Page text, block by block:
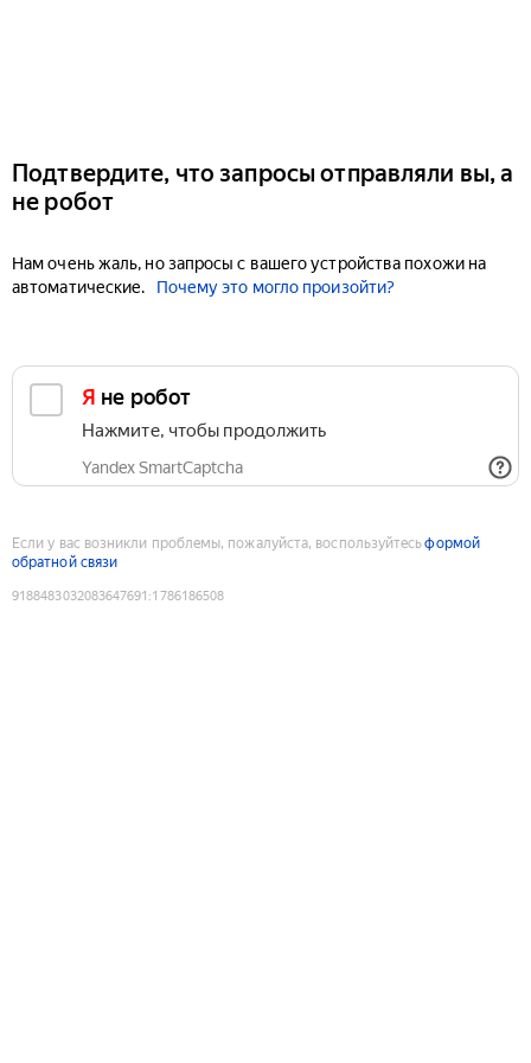
Подтвердите, что запросы отправляли вы, а
не робот
Нам очень жаль, но запросы с вашего устройства похожи на
автоматические.
Почему это могло произойти?
Я не робот
Нажмите, чтобы продолжить
Yandex SmartCaptcha
Если у вас возникли проблемы, пожалуйста, воспользуйтесьформой
обратной связи
9188483032083647691 :1786186508